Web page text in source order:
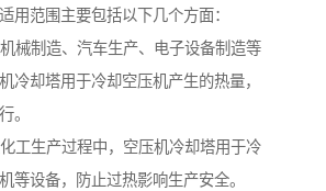
用范围主要包括以下几个方面：
械制造、汽车生产、电子设备制造等
冷却塔用于冷却空压机产生的热量，
。
工生产过程中，空压机冷却塔用于冷
等设备，防止过热影响生产安全。